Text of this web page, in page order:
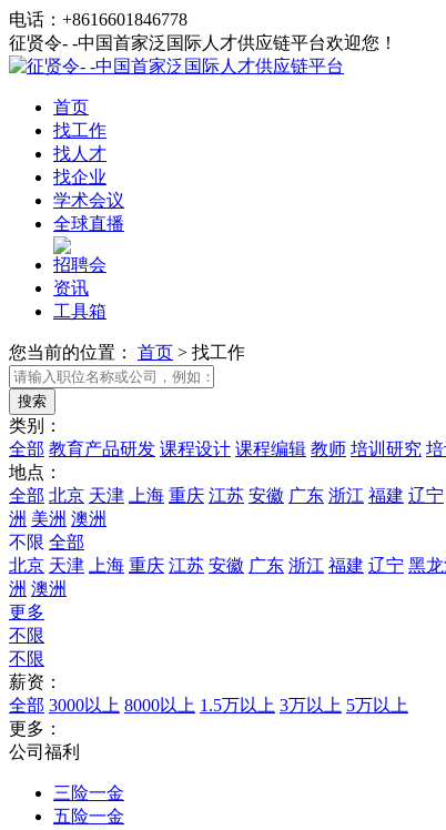
电话：+8616601846778
征贤令- -中国首家泛国际人才供应链平台欢迎您！
首页
找工作
找人才
找企业
学术会议
全球直播
招聘会
资讯
工具箱
您当前的位置： 首页 > 找工作
类别：
全部 教育产品研发 课程设计 课程编辑 教师 培训研究
地点：
全部 北京 天津 上海 重庆 江苏 安徽 广东 浙江 福建 辽宁
洲 美洲 澳洲
不限 全部
北京 天津 上海 重庆 江苏 安徽 广东 浙江 福建 辽宁 黑
洲 澳洲
更多
不限
不限
薪资：
全部 3000以上 8000以上 1.5万以上 3万以上 5万以上
更多：
公司福利
三险一金
五险一金